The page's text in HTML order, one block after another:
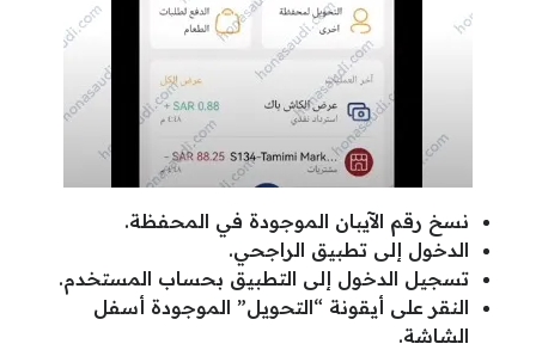
نسخ رقم الآيبان الموجودة في المحفظة.
الدخول إلى تطبيق الراجحي.
تسجيل الدخول إلى التطبيق بحساب المستخدم.
النقر على أيقونة “التحويل” الموجودة أسفل
الشاشة.